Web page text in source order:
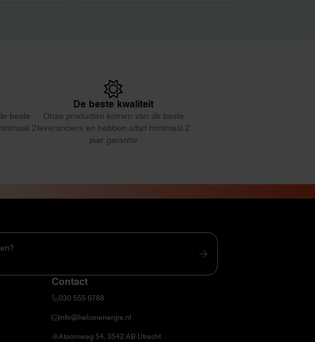
beste
2
De beste kwaliteit
Onze producten komen van de beste
leveranciers en hebben altijd minimaal 2
jaar garantie
Contact
030 555 6788
info@helionenergie.nl
Atoomweg 54, 3542 AB Utrecht